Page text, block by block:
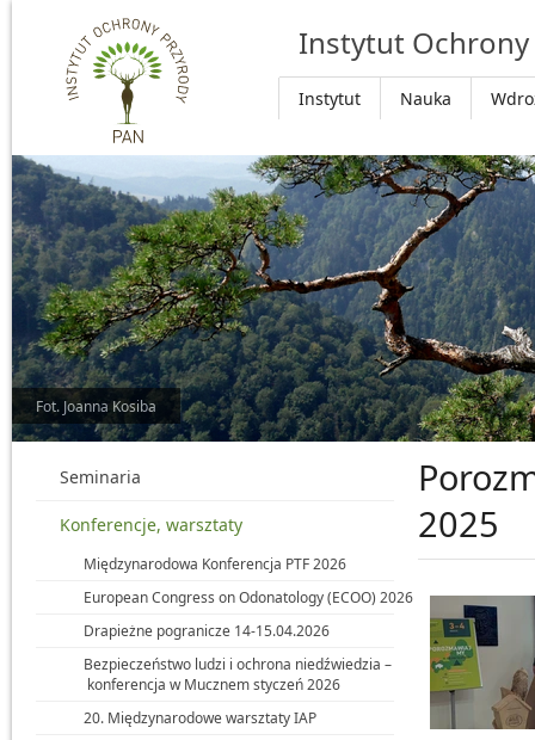
Przejdź do głównej treści
Instytut Ochrony
Instytut Nauka
Fot. Joanna Kosiba
Seminaria
Konferencje, warsztaty
Międzynarodowa Konferencja PTF 2026
European Congress on Odonatology (ECOO) 2026
Drapieżne pogranicze 14-15.04.2026
Bezpieczeństwo ludzi i ochrona niedźwiedzia –
konferencja w Mucznem styczeń 2026
20. Międzynarodowe warsztaty IAP
2025